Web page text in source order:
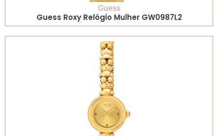
Guess
Guess Roxy Relógio Mulher GW0987L2